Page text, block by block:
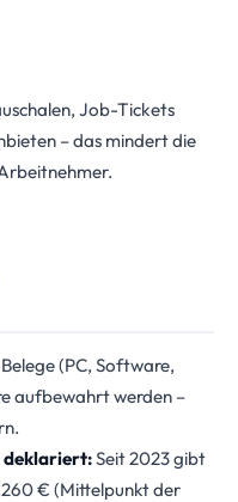
Job-Tickets
– das mindert die
(PC, Software,
aufbewahrt werden –
deklariert:Seit 2023 gibt
€ (Mittelpunkt der